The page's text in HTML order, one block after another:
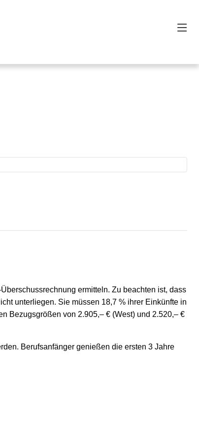
ermitteln. Zu beachten ist, dass
unterliegen. Sie müssen 18,7 % ihrer Einkünfte in
Bezugsgrößen von 2.905,– € (West) und 2.520,– €
Berufsanfänger genießen die ersten 3 Jahre